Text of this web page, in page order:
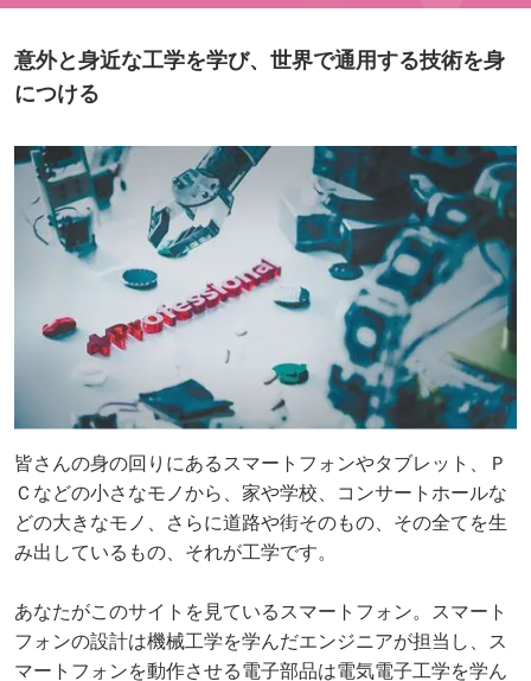
意外と身近な工学を学び、世界で通用する技術を身
につける
皆さんの身の回りにあるスマートフォンやタブレット、Ｐ
Ｃなどの小さなモノから、家や学校、コンサートホールな
どの大きなモノ、さらに道路や街そのもの、その全てを生
み出しているもの、それが工学です。
あなたがこのサイトを見ているスマートフォン。スマート
フォンの設計は機械工学を学んだエンジニアが担当し、ス
マートフォンを動作させる電子部品は電気電子工学を学ん